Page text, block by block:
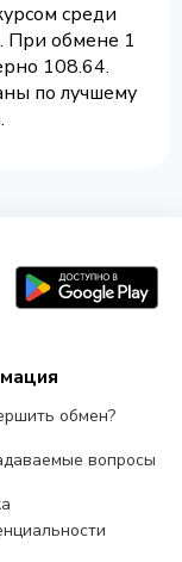
среди
При обмене 1
108.64.
по лучшему
обмен?
вопросы